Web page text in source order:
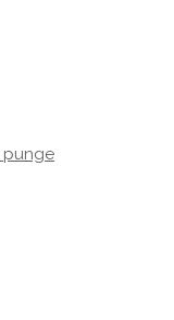
punge